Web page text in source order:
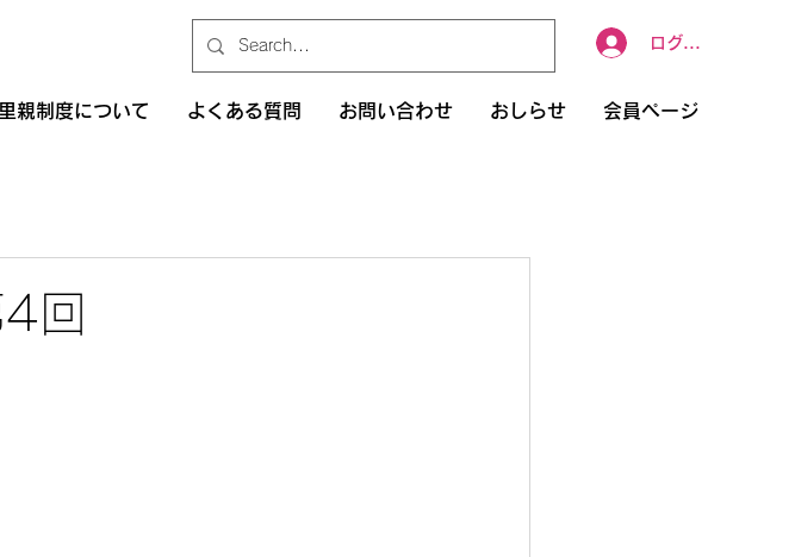
ログイン
里親制度について よくある質問 お問い合わせ おしらせ 会員ページ
回